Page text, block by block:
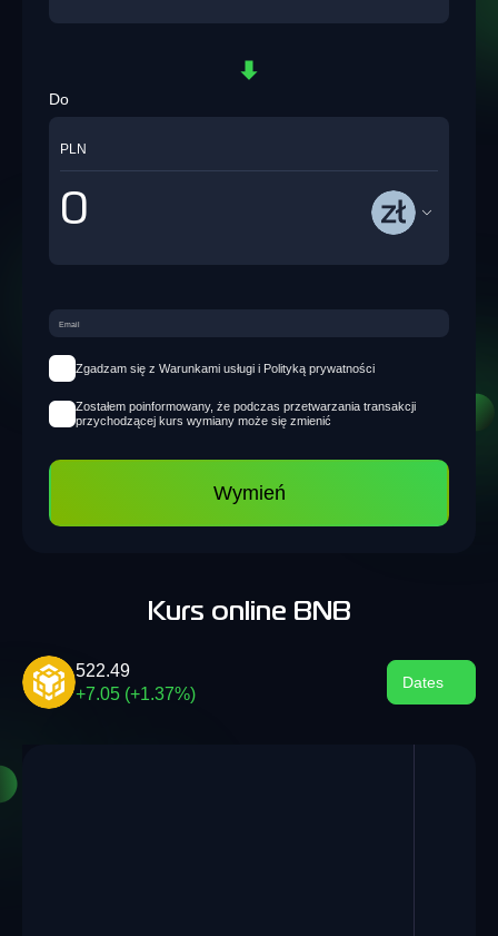
Do
PLN
Zgadzam się z Warunkami usługi i Polityką prywatności
Zostałem poinformowany, że podczas przetwarzania transakcji
przychodzącej kurs wymiany może się zmienić
Wymień
Kurs online BNB
522.49
+7.05 (+1.37%)
Dates